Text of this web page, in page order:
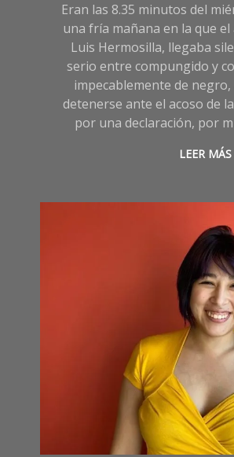
Eran las 8.35 minutos del
una fría mañana en la que
Luis Hermosilla, llegaba
serio entre compungido y
impecablemente de
detenerse ante el acoso de
por una declaración, por
LEER MÁS